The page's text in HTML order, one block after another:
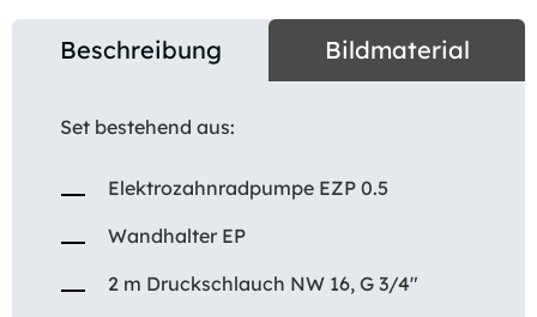
Beschreibung Bildmaterial
Set bestehend aus:
Elektrozahnradpumpe EZP 0.5
Wandhalter EP
2 m Druckschlauch NW 16, G 3/4″